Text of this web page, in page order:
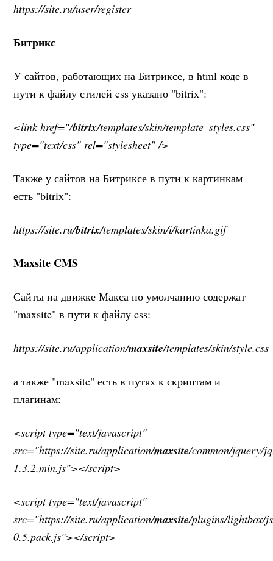
https://site.ru/user/register
Битрикс
У сайтов, работающих на Битриксе, в html коде в
пути к файлу стилей css указано "bitrix":
<link href="/bitrix/templates/skin/template_styles.css"
type="text/css" rel="stylesheet" />
Также у сайтов на Битриксе в пути к картинкам
есть "bitrix":
https://site.ru/bitrix/templates/skin/i/kartinka.gif
Maxsite CMS
Сайты на движке Макса по умолчанию содержат
"maxsite" в пути к файлу css:
https://site.ru/application/maxsite/templates/skin/style.css
а также "maxsite" есть в путях к скриптам и
плагинам:
<script type="text/javascript"
src="https://site.ru/application/maxsite/common/jquery/
1.3.2.min.js"></script>
<script type="text/javascript"
src="https://site.ru/application/maxsite/plugins/lightbox/
0.5.pack.js"></script>